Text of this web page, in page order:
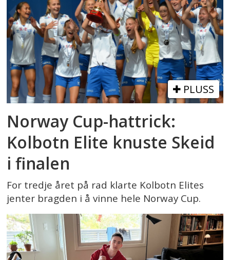
PLUSS
Norway Cup-hattrick:
Kolbotn Elite knuste Skeid
i finalen
For tredje året på rad klarte Kolbotn Elites
jenter bragden i å vinne hele Norway Cup.